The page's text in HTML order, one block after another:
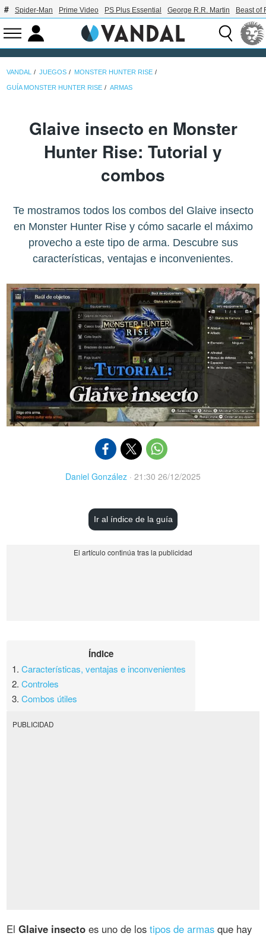
Spider-Man Prime Video PS Plus Essential George R.R. Martin Beast of
VANDAL JUEGOS MONSTER HUNTER RISE
GUÍA MONSTER HUNTER RISE ARMAS
Glaive insecto en Monster
Hunter Rise: Tutorial y
combos
Te mostramos todos los combos del Glaive insecto
en Monster Hunter Rise y cómo sacarle el máximo
provecho a este tipo de arma. Descubre sus
características, ventajas e inconvenientes.
Daniel González · 21:30 26/12/2025
Ir al índice de la guía
Índice
1.Características, ventajas e inconvenientes
2.Controles
3.Combos útiles
PUBLICIDAD
ElGlaive insecto es uno de lostipos de armas que hay